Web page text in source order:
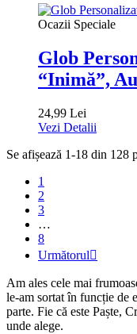
Ocazii Speciale
Glob
“Inimă”,
24,99 Lei
Vezi Detalii
Se afișează 1-18 din 128
1
2
3
…
8
Următorul
Am ales cele mai
le-am sortat în funcție de
parte. Fie că este Paște,
unde alege.